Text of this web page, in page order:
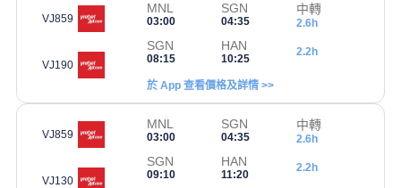
VJ859
MNL
03:00
SGN
04:35
中轉
2.6h
VJ190
SGN
08:15
HAN
10:25
2.2h
於 App 查看價格及詳情 >>
VJ859
MNL
03:00
SGN
04:35
中轉
2.6h
VJ130
SGN
09:10
HAN
11:20
2.2h